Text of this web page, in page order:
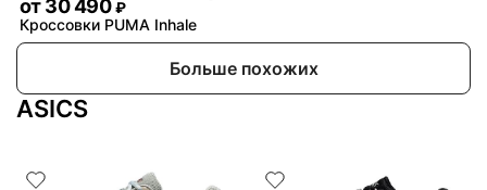
от30 490 ₽
Кроссовки PUMA Inhale
Больше похожих
ASICS